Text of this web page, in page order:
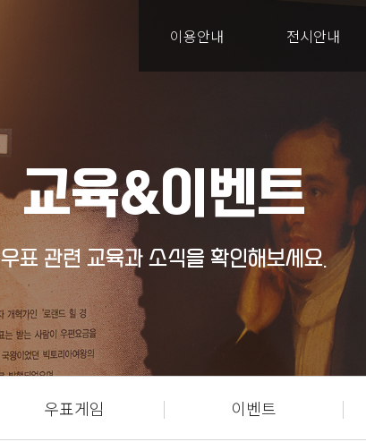
이용안내 전시안내
교육&이벤트
우표 관련 교육과 소식을 확인해보세요.
우표게임 이벤트